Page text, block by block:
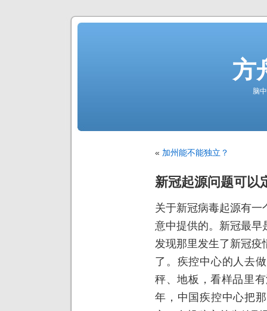
方
脑
« 加州能不能独立？
新冠起源问题可以
关于新冠病毒起源有
意中提供的。新冠最早
发现那里发生了新冠
了。疾控中心的人去
秤、地板，看样品里
年，中国疾控中心把